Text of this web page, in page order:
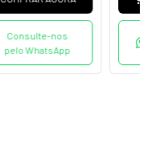
Consulte-nos
pelo WhatsApp